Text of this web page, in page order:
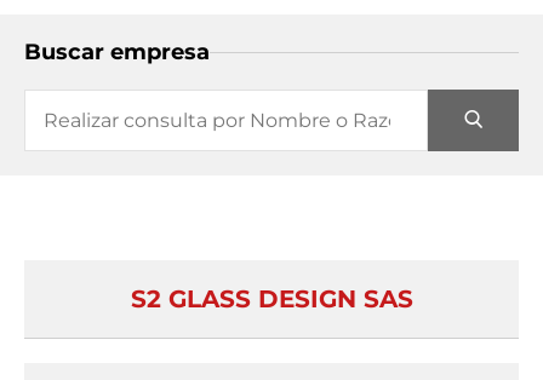
Buscar empresa
S2 GLASS DESIGN SAS